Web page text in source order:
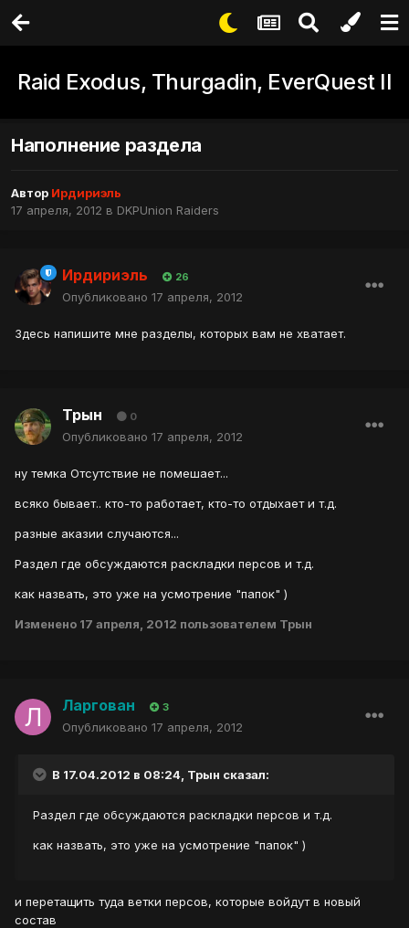
Raid Exodus, Thurgadin, EverQuest II
Наполнение раздела
Автор Ирдириэль
17 апреля, 2012 в DKPUnion Raiders
Ирдириэль 26
Опубликовано 17 апреля, 2012
Здесь напишите мне разделы, которых вам не хватает.
Трын 0
Опубликовано 17 апреля, 2012
ну темка Отсутствие не помешает...
всяко бывает.. кто-то работает, кто-то отдыхает и т.д.
разные аказии случаются...
Раздел где обсуждаются раскладки персов и т.д.
как назвать, это уже на усмотрение "папок" )
Изменено 17 апреля, 2012 пользователем Трын
Ларгован 3
Опубликовано 17 апреля, 2012
В 17.04.2012 в 08:24, Трын сказал:
Раздел где обсуждаются раскладки персов и т.д.
как назвать, это уже на усмотрение "папок" )
и перетащить туда ветки персов, которые войдут в новый
состав